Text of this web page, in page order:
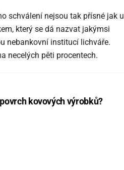
schválení nejsou tak přísné jak u
který se dá nazvat jakýmsi
nebankovní institucí lichváře.
necelých pěti procentech.
kovových výrobků?